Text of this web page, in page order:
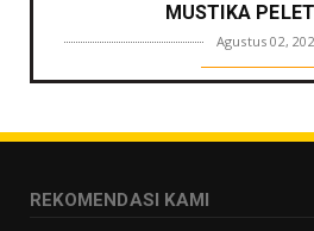
MUSTIKA
Agustus 02,
GALLERY
Agustus 01,
MUSTIKA LANGGENG
REKOMENDASI KAMI